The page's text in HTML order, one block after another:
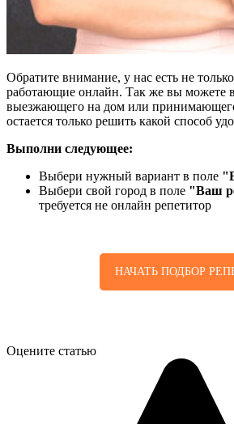
Обратите внимание, у нас есть не
работающие онлайн. Так же вы можете
выезжающего на дом или
остается только решить какой способ
Выполни следующее:
Выбери нужный вариант в поле
Выбери свой город в поле "Ваш
требуется не онлайн репетитор
НАЧАТЬ ПОДБОР
Оцените статью